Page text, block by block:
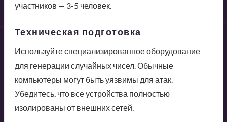
участников — 3-5 человек.
Техническая подготовка
Используйте специализированное оборудование
для генерации случайных чисел. Обычные
компьютеры могут быть уязвимы для атак.
Убедитесь, что все устройства полностью
изолированы от внешних сетей.